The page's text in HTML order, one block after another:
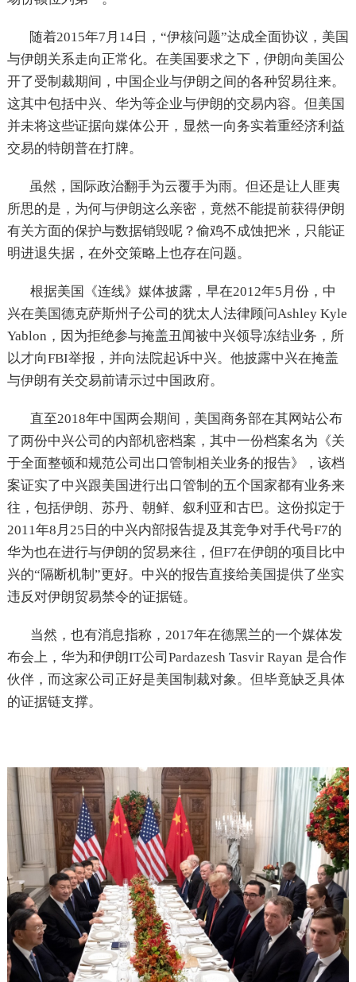
随着2015年7月14日，“伊核问题”达成全面协议，美国
与伊朗关系走向正常化。在美国要求之下，伊朗向美国公
开了受制裁期间，中国企业与伊朗之间的各种贸易往来。
这其中包括中兴、华为等企业与伊朗的交易内容。但美国
并未将这些证据向媒体公开，显然一向务实着重经济利益
交易的特朗普在打牌。
虽然，国际政治翻手为云覆手为雨。但还是让人匪夷
所思的是，为何与伊朗这么亲密，竟然不能提前获得伊朗
有关方面的保护与数据销毁呢？偷鸡不成蚀把米，只能证
明进退失据，在外交策略上也存在问题。
根据美国《连线》媒体披露，早在2012年5月份，中
兴在美国德克萨斯州子公司的犹太人法律顾问Ashley Kyle
Yablon，因为拒绝参与掩盖丑闻被中兴领导冻结业务，所
以才向FBI举报，并向法院起诉中兴。他披露中兴在掩盖
与伊朗有关交易前请示过中国政府。
直至2018年中国两会期间，美国商务部在其网站公布
了两份中兴公司的内部机密档案，其中一份档案名为《关
于全面整顿和规范公司出口管制相关业务的报告》，该档
案证实了中兴跟美国进行出口管制的五个国家都有业务来
往，包括伊朗、苏丹、朝鲜、叙利亚和古巴。这份拟定于
2011年8月25日的中兴内部报告提及其竞争对手代号F7的
华为也在进行与伊朗的贸易来往，但F7在伊朗的项目比中
兴的“隔断机制”更好。中兴的报告直接给美国提供了坐实
违反对伊朗贸易禁令的证据链。
当然，也有消息指称，2017年在德黑兰的一个媒体发
布会上，华为和伊朗IT公司Pardazesh Tasvir Rayan 是合作
伙伴，而这家公司正好是美国制裁对象。但毕竟缺乏具体
的证据链支撑。